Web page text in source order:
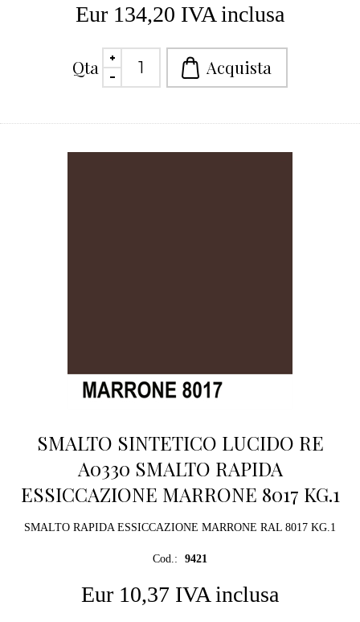
Eur 134,20 IVA inclusa
Qta
SMALTO SINTETICO LUCIDO RE
A0330 SMALTO RAPIDA
ESSICCAZIONE MARRONE 8017 KG.1
SMALTO RAPIDA ESSICCAZIONE MARRONE RAL 8017 KG.1
Cod.: 9421
Eur 10,37 IVA inclusa